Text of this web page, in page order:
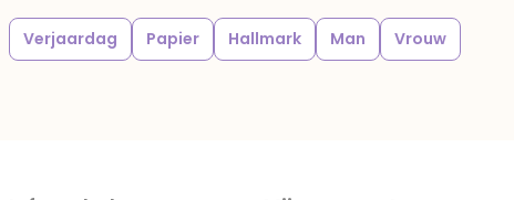
Verjaardag Papier Hallmark Man Vrouw